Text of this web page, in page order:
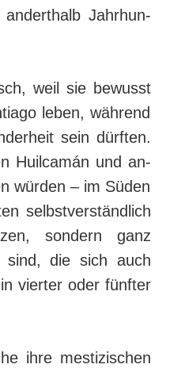
anderthalb Jahr­hun­
weil sie bewusst
leben, während
sein dürften.
Huilcamán und an­
würden – im Süden
selbst­ver­ständ­lich
sondern ganz
sind, die sich auch
vierter oder fünfter
ihre mestizischen